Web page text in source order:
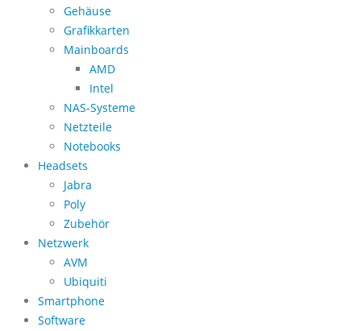
Gehäuse
Grafikkarten
Mainboards
AMD
Intel
NAS-Systeme
Netzteile
Notebooks
Headsets
Jabra
Poly
Zubehör
Netzwerk
AVM
Ubiquiti
Smartphone
Software